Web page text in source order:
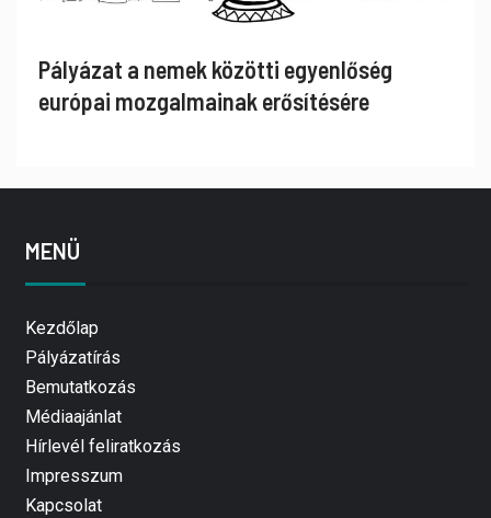
Pályázat a nemek közötti egyenlőség
európai mozgalmainak erősítésére
MENÜ
Kezdőlap
Pályázatírás
Bemutatkozás
Médiaajánlat
Hírlevél feliratkozás
Impresszum
Kapcsolat